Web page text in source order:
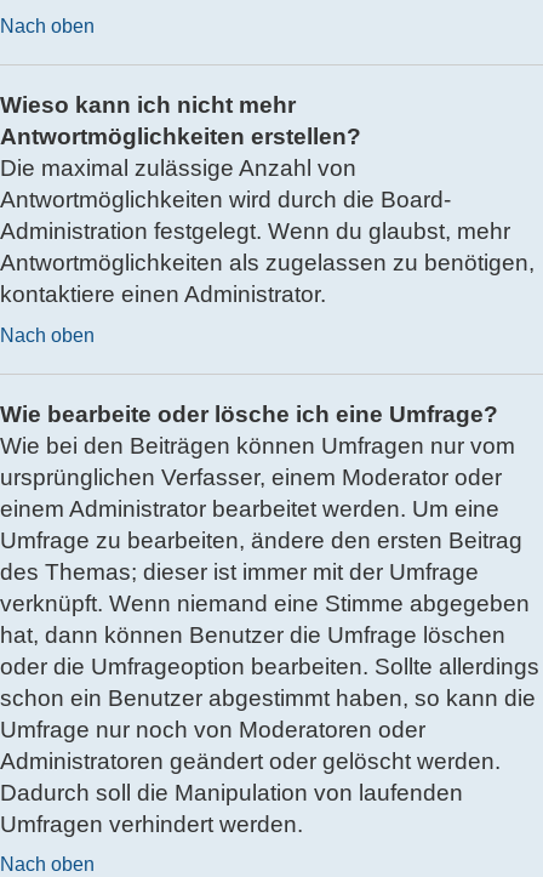
Nach oben
Wieso kann ich nicht mehr
Antwortmöglichkeiten erstellen?
Die maximal zulässige Anzahl von
Antwortmöglichkeiten wird durch die Board-
Administration festgelegt. Wenn du glaubst, mehr
Antwortmöglichkeiten als zugelassen zu benötigen,
kontaktiere einen Administrator.
Nach oben
Wie bearbeite oder lösche ich eine Umfrage?
Wie bei den Beiträgen können Umfragen nur vom
ursprünglichen Verfasser, einem Moderator oder
einem Administrator bearbeitet werden. Um eine
Umfrage zu bearbeiten, ändere den ersten Beitrag
des Themas; dieser ist immer mit der Umfrage
verknüpft. Wenn niemand eine Stimme abgegeben
hat, dann können Benutzer die Umfrage löschen
oder die Umfrageoption bearbeiten. Sollte allerdings
schon ein Benutzer abgestimmt haben, so kann die
Umfrage nur noch von Moderatoren oder
Administratoren geändert oder gelöscht werden.
Dadurch soll die Manipulation von laufenden
Umfragen verhindert werden.
Nach oben